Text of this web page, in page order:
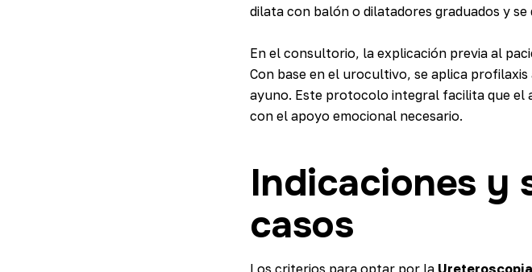
dilata con balón o dilatadores graduados y
En el consultorio, la explicación previa al
Con base en el urocultivo, se aplica
ayuno. Este protocolo integral facilita que
con el apoyo emocional necesario.
Indicaciones y
casos